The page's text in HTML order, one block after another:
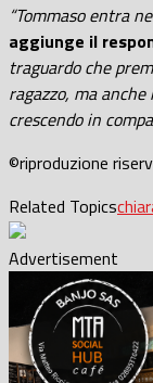
“Tommaso entra
aggiunge il
traguardo che
ragazzo, ma
crescendo in
©riproduzione
Related Topics
Advertisement